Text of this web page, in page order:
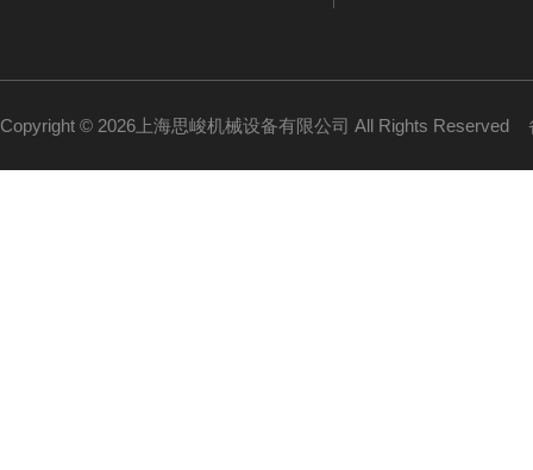
Copyright © 2026上海思峻机械设备有限公司 All Rights Reserved